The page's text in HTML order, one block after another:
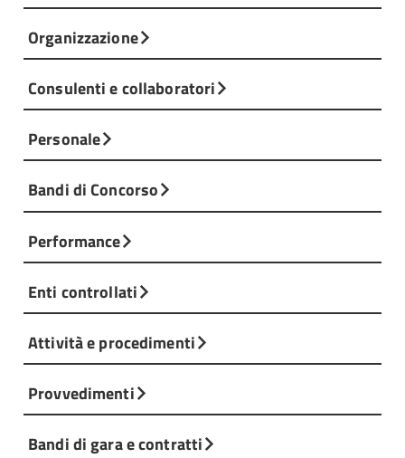
Organizzazione
Consulenti e collaboratori
Personale
Bandi di Concorso
Performance
Enti controllati
Attività e procedimenti
Provvedimenti
Bandi di gara e contratti